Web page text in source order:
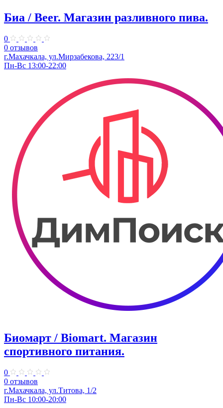
Биа / Beer. Магазин разливного пива.
0
0 отзывов
г.Махачкала, ул.Мирзабекова, 223/1
Пн-Вс 13:00-22:00
Биомарт ​/ Biomart. Магазин
спортивного питания.
0
0 отзывов
г.Махачкала, ул.Титова, 1/2
Пн-Вс 10:00-20:00